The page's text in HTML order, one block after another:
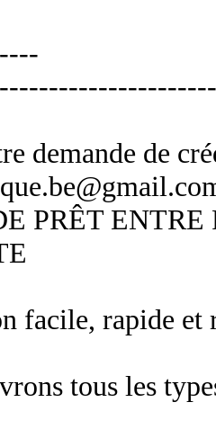
demande de
PRÊT
facile, rapide et
tous les